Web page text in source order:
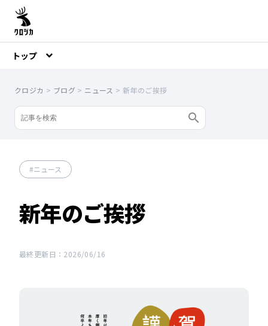
トップ
クロジカ > ブログ > ニュース > 新年のご挨拶
ニュース
新年のご挨拶
最終更新日：2026/06/16